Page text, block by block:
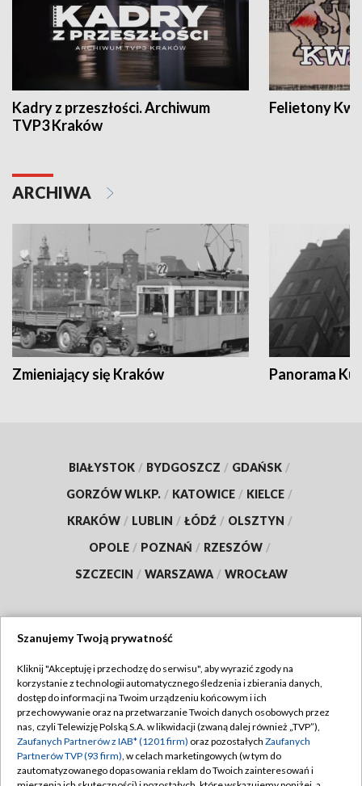
Kadry z przeszłości. Archiwum
TVP3 Kraków
Felietony
ARCHIWA
Zmieniający się Kraków Panorama
BIAŁYSTOK / BYDGOSZCZ / GDAŃSK /
GORZÓW WLKP. / KATOWICE / KIELCE /
KRAKÓW / LUBLIN / ŁÓDŹ / OLSZTYN /
OPOLE / POZNAŃ / RZESZÓW /
SZCZECIN / WARSZAWA / WROCŁAW
TVP
Abonament TVP
Emisja w TVP
Centrum informacji TVP
Regulamin TVP
Polityka prywatności
Moje zgody
Szanujemy Twoją prywatność
Kliknij "Akceptuję i przechodzę do serwisu", aby wyrazić zgody na
korzystanie z technologii automatycznego śledzenia i zbierania danych,
dostęp do informacji na Twoim urządzeniu końcowym i ich
przechowywanie oraz na przetwarzanie Twoich danych osobowych przez
nas, czyli Telewizję Polską S.A. w likwidacji (zwaną dalej również „TVP”),
Zaufanych Partnerów z IAB* (1201 firm) oraz pozostałych Zaufanych
Partnerów TVP (93 firm), w celach marketingowych (w tym do
zautomatyzowanego dopasowania reklam do Twoich zainteresowań i